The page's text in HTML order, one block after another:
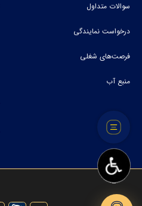
سوالات متداول
درخواست نمایندگی
فرصت‌های شغلی
منبع آب